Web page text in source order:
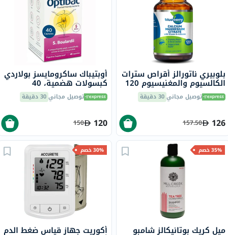
بلوبيري ناتورالز أقراص سترات
الكالسيوم والمغنيسيوم 120
قرص B0241 توصيل مجاني30 دقيقة
126
157.50
أوبتيباك ساكرومايسز بولاردي
كبسولات هضمية، 40
كبسولةتوصيل مجاني30 دقيقة
120
150
35% خصم
ميل كريك بوتانيكالز شامبو
30% خصم
أكوريت جهاز قياس ضغط الدم